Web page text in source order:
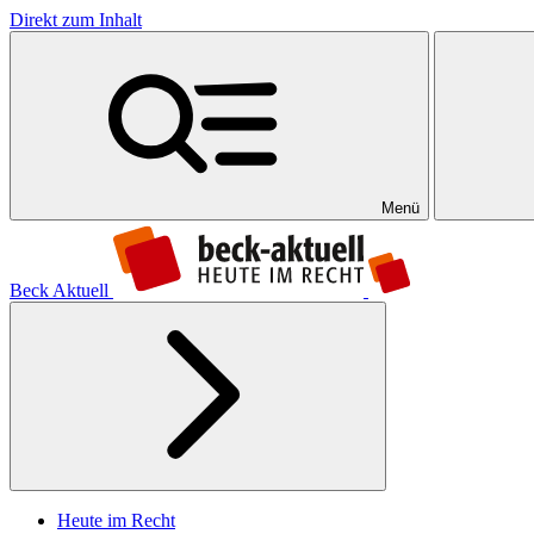
Direkt zum Inhalt
Menü
Beck Aktuell
Heute im Recht